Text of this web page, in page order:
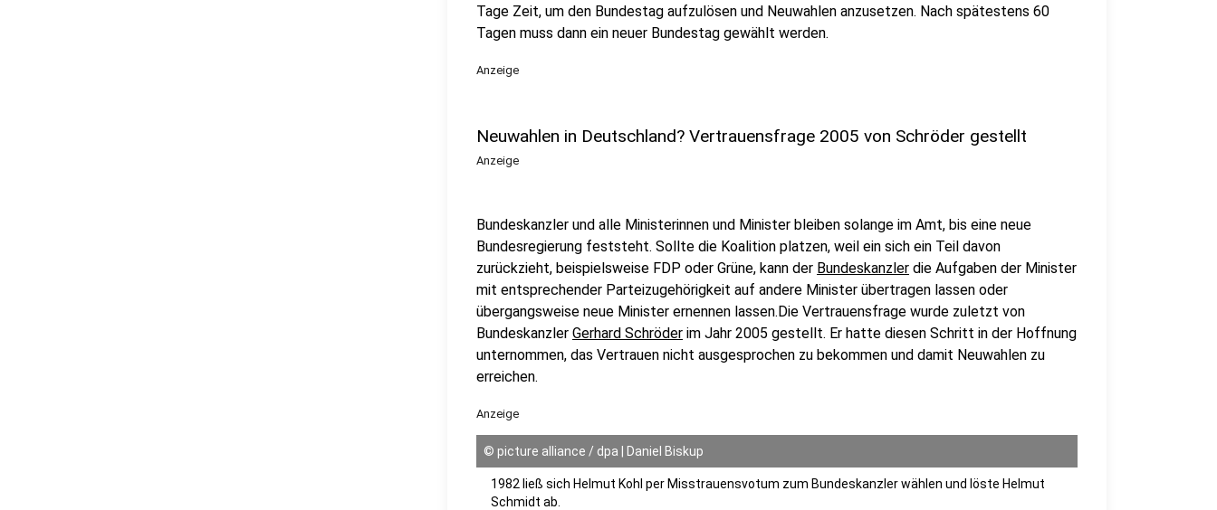
Tage Zeit, um den Bundestag aufzulösen und Neuwahlen anzusetzen. Nach spätestens 60
Tagen muss dann ein neuer Bundestag gewählt werden.
Anzeige
Neuwahlen in Deutschland? Vertrauensfrage 2005 von Schröder gestellt
Anzeige
Bundeskanzler und alle Ministerinnen und Minister bleiben solange im Amt, bis eine neue
Bundesregierung feststeht. Sollte die Koalition platzen, weil ein sich ein Teil davon
zurückzieht, beispielsweise FDP oder Grüne, kann der Bundeskanzler die Aufgaben der Minister
mit entsprechender Parteizugehörigkeit auf andere Minister übertragen lassen oder
übergangsweise neue Minister ernennen lassen.Die Vertrauensfrage wurde zuletzt von
Bundeskanzler Gerhard Schröder im Jahr 2005 gestellt. Er hatte diesen Schritt in der Hoffnung
unternommen, das Vertrauen nicht ausgesprochen zu bekommen und damit Neuwahlen zu
erreichen.
Anzeige
© picture alliance / dpa | Daniel Biskup
1982 ließ sich Helmut Kohl per Misstrauensvotum zum Bundeskanzler wählen und löste Helmut
Schmidt ab.